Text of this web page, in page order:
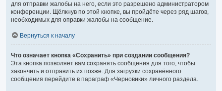
для отправки жалобы на него, если это разрешено администратором
конференции. Щёлкнув по этой кнопке, вы пройдёте через ряд шагов,
необходимых для оправки жалобы на сообщение.
Вернуться к началу
Что означает кнопка «Сохранить» при создании сообщения?
Эта кнопка позволяет вам сохранять сообщения для того, чтобы
закончить и отправить их позже. Для загрузки сохранённого
сообщения перейдите в параграф «Черновики» личного раздела.